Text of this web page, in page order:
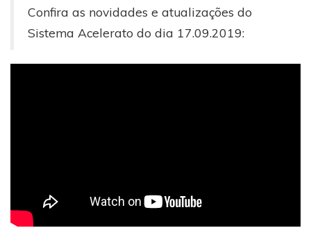
Confira as novidades e atualizações do
Sistema Acelerato do dia 17.09.2019: